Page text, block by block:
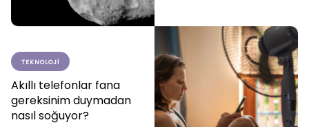
TEKNOLOJI
Akıllı telefonlar fana
gereksinim duymadan
nasıl soğuyor?